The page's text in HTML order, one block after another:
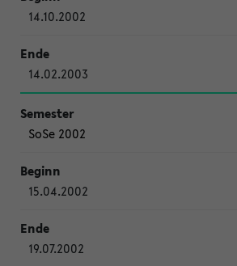
14.10.2002
14.02.2003
SoSe 2002
15.04.2002
19.07.2002